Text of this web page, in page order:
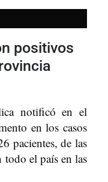
positivos
notificó en el
en los casos
pacientes, de las
todo el país en las